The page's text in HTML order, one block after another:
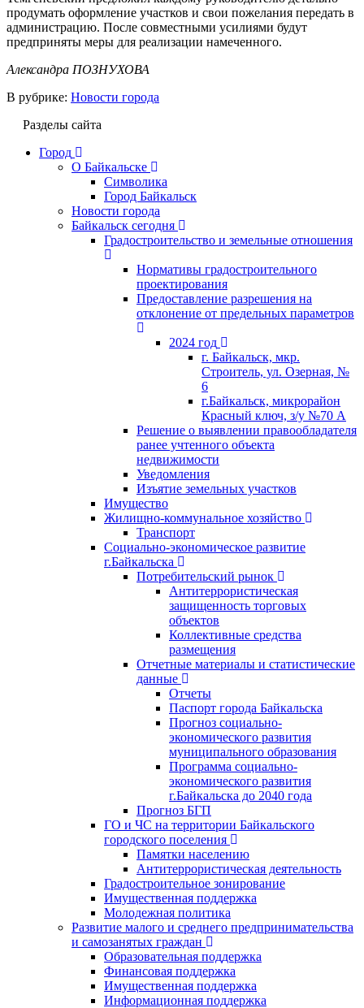
продумать оформление участков и свои пожелания передать в
администрацию. После совместными усилиями будут
предприняты меры для реализации намеченного.
Александра ПОЗНУХОВА
В рубрике: Новости города
Разделы сайта
Город
О Байкальске
Символика
Город Байкальск
Новости города
Байкальск сегодня
Градостроительство и земельные отношения
Нормативы градостроительного
проектирования
Предоставление разрешения на
отклонение от предельных параметров
2024 год
г. Байкальск, мкр.
Строитель, ул. Озерная, №
6
г.Байкальск, микрорайон
Красный ключ, з/у №70 А
Решение о выявлении правообладателя
ранее учтенного объекта
недвижимости
Уведомления
Изъятие земельных участков
Имущество
Жилищно-коммунальное хозяйство
Транспорт
Социально-экономическое развитие
г.Байкальска
Потребительский рынок
Антитеррористическая
защищенность торговых
объектов
Коллективные средства
размещения
Отчетные материалы и статистические
данные
Отчеты
Паспорт города Байкальска
Прогноз социально-
экономического развития
муниципального образования
Программа социально-
экономического развития
г.Байкальска до 2040 года
Прогноз БГП
ГО и ЧС на территории Байкальского
городского поселения
Памятки населению
Антитеррористическая деятельность
Градостроительное зонирование
Имущественная поддержка
Молодежная политика
Развитие малого и среднего предпринимательства
и самозанятых граждан
Образовательная поддержка
Финансовая поддержка
Имущественная поддержка
Информационная поддержка